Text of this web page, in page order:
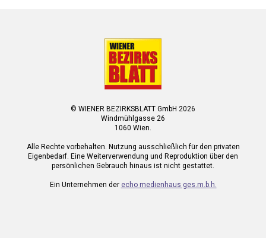
© WIENER BEZIRKSBLATT GmbH 2026
Windmühlgasse 26
1060 Wien.
Alle Rechte vorbehalten. Nutzung ausschließlich für den privaten
Eigenbedarf. Eine Weiterverwendung und Reproduktion über den
persönlichen Gebrauch hinaus ist nicht gestattet.
Ein Unternehmen der echo medienhaus ges.m.b.h.